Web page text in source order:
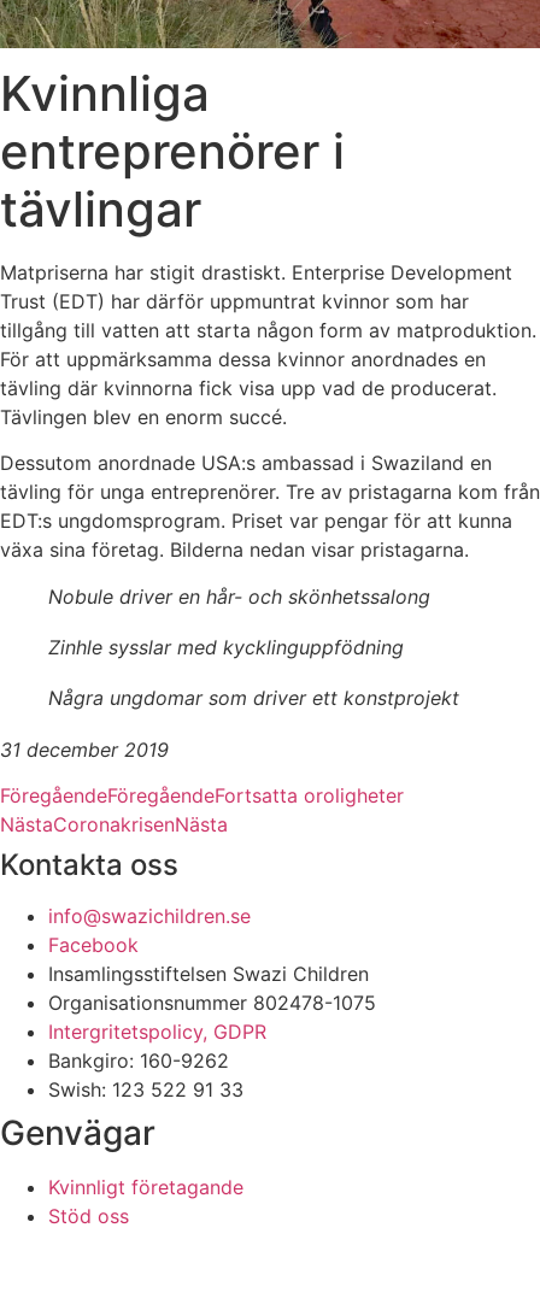
Kvinnliga
entreprenörer i
tävlingar
Matpriserna har stigit drastiskt. Enterprise Development
Trust (EDT) har därför uppmuntrat kvinnor som har
tillgång till vatten att starta någon form av matproduktion.
För att uppmärksamma dessa kvinnor anordnades en
tävling där kvinnorna fick visa upp vad de producerat.
Tävlingen blev en enorm succé.
Dessutom anordnade USA:s ambassad i Swaziland en
tävling för unga entreprenörer. Tre av pristagarna kom från
EDT:s ungdomsprogram. Priset var pengar för att kunna
växa sina företag. Bilderna nedan visar pristagarna.
Nobule driver en hår- och skönhetssalong
Zinhle sysslar med kycklinguppfödning
Några ungdomar som driver ett konstprojekt
31 december 2019
FöregåendeFöregåendeFortsatta oroligheter
NästaCoronakrisenNästa
Kontakta oss
info@swazichildren.se
Facebook
Insamlingsstiftelsen Swazi Children
Organisationsnummer 802478-1075
Intergritetspolicy, GDPR
Bankgiro: 160-9262
Swish: 123 522 91 33
Genvägar
Kvinnligt företagande
Stöd oss